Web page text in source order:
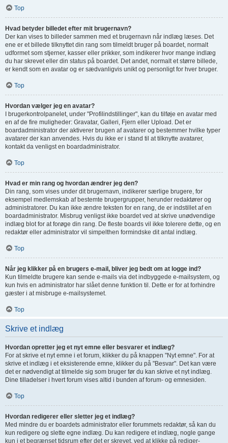
Top
Hvad betyder billedet efter mit brugernavn?
Der kan vises to billeder sammen med et brugernavn når indlæg læses. Det
ene er et billede tilknyttet din rang som tilmeldt bruger på boardet, normalt
udformet som stjerner, kasser eller prikker, som indikerer hvor mange indlæg
du har skrevet eller din status på boardet. Det andet, normalt et større billede,
er kendt som en avatar og er sædvanligvis unikt og personligt for hver bruger.
Top
Hvordan vælger jeg en avatar?
I brugerkontrolpanelet, under "Profilindstillinger", kan du tilføje en avatar med
en af de fire muligheder: Gravatar, Galleri, Fjern eller Upload. Det er
boardadministrator der aktiverer brugen af avatarer og bestemmer hvilke typer
avatarer der kan anvendes. Hvis du ikke er i stand til at tilknytte avatarer,
kontakt da venligst en boardadministrator.
Top
Hvad er min rang og hvordan ændrer jeg den?
Din rang, som vises under dit brugernavn, indikerer særlige brugere, for
eksempel medlemskab af bestemte brugergrupper, herunder redaktører og
administratorer. Du kan ikke ændre teksten for en rang, de er indstillet af en
boardadministrator. Misbrug venligst ikke boardet ved at skrive unødvendige
indlæg blot for at forøge din rang. De fleste boards vil ikke tolerere dette, og en
redaktør eller administrator vil simpelthen formindske dit antal indlæg.
Top
Når jeg klikker på en brugers e-mail, bliver jeg bedt om at logge ind?
Kun tilmeldte brugere kan sende e-mails via det indbyggede e-mailsystem, og
kun hvis en administrator har slået denne funktion til. Dette er for at forhindre
gæster i at misbruge e-mailsystemet.
Top
Skrive et indlæg
Hvordan opretter jeg et nyt emne eller besvarer et indlæg?
For at skrive et nyt emne i et forum, klikker du på knappen "Nyt emne". For at
skrive et indlæg i et eksisterende emne, klikker du på "Besvar". Det kan være
det er nødvendigt at tilmelde sig som bruger før du kan skrive et nyt indlæg.
Dine tilladelser i hvert forum vises altid i bunden af forum- og emnesiden.
Top
Hvordan redigerer eller sletter jeg et indlæg?
Med mindre du er boardets administrator eller forummets redaktør, så kan du
kun redigere og slette egne indlæg. Du kan redigere et indlæg, nogle gange
kun i et begrænset tidsrum efter det er skrevet, ved at klikke på rediger-